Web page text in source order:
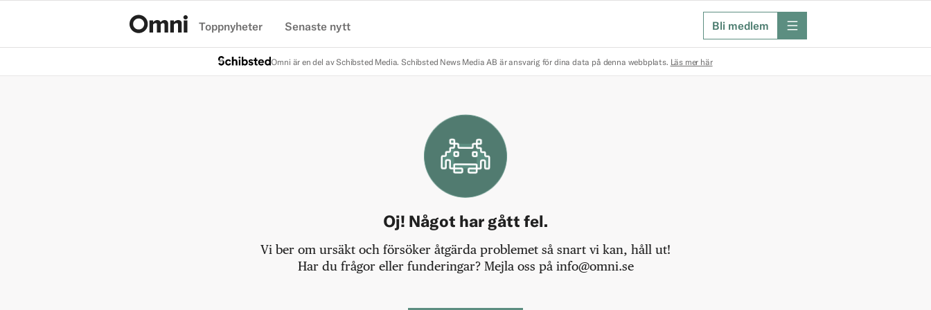
Toppnyheter Senaste nytt Bli medlem meny
Omni är en del av Schibsted Media. Schibsted News Media AB är ansvarig för dina data på denna webbplats. Läs mer här
Oj! Något har gått fel.
Vi ber om ursäkt och försöker åtgärda problemet så snart vi kan, håll ut!
Har du frågor eller funderingar? Mejla oss på info@omni.se